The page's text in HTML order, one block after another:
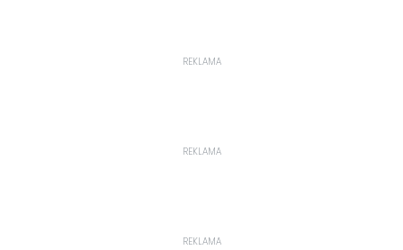
REKLAMA
REKLAMA
REKLAMA